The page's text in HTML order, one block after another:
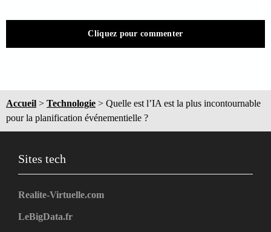
Cliquez pour commenter
Accueil > Technologie > Quelle est l’IA est la plus incontournable
pour la planification événementielle ?
Sites tech
Realite-Virtuelle.com
LeBigData.fr